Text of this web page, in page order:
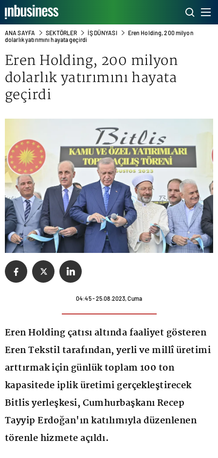
ANA SAYFA SEKTÖRLER İŞ DÜNYASI
Eren Holding, 200 milyon
dolarlık yatırımını hayata geçirdi
Eren Holding, 200 milyon
dolarlık yatırımını hayata
geçirdi
04:45 - 25.08.2023, Cuma
Eren Holding çatısı altında faaliyet gösteren
Eren Tekstil tarafından, yerli ve millî üretimi
arttırmak için günlük toplam 100 ton
kapasitede iplik üretimi gerçekleştirecek
Bitlis yerleşkesi, Cumhurbaşkanı Recep
Tayyip Erdoğan'ın katılımıyla düzenlenen
törenle hizmete açıldı.